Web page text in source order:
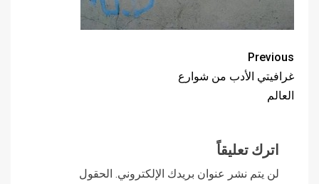
Previous
غرافيتي الأدب من شوارع
العالم
اترك تعليقاً
لن يتم نشر عنوان بريدك الإلكتروني. الحقول